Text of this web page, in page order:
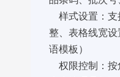
样式设置：
整、表格线宽
语模板）
权限控制：